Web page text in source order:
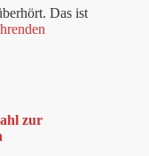
Das ist
zur